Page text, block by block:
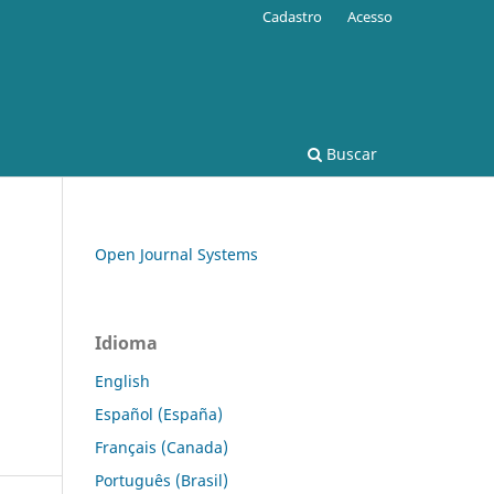
Buscar
Cadastro Acesso
Open Journal Systems
Idioma
English
Español (España)
Français (Canada)
Português (Brasil)